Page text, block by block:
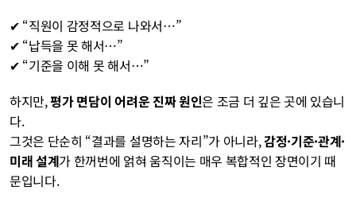
✔︎ “직원이 감정적으로 나와서…”
✔︎ “납득을 못 해서…”
✔︎ “기준을 이해 못 해서…”
하지만, 평가 면담이 어려운 진짜 원인은 조금 더 깊은 곳에 있습니
다.
그것은 단순히 “결과를 설명하는 자리”가 아니라, 감정·기준·관계·
미래 설계가 한꺼번에 얽혀 움직이는 매우 복합적인 장면이기 때
문입니다.